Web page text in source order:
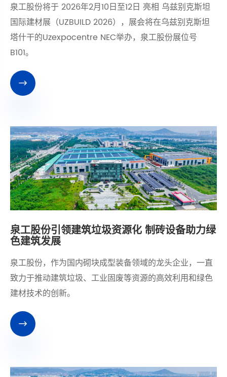
​泉工股份将于 2026年2月10日至12日 亮相 乌兹别克斯坦
国际建材展（UZBUILD 2026），展会将在乌兹别克斯坦
塔什干的Uzexpocentre NEC举办，泉工股份展位号
B101。

泉工股份引领建筑垃圾资源化 制砖设备助力绿
色建筑发展
泉工股份，作为国内砌块成型装备领域的龙头企业，一直
致力于推动建筑垃圾、工业固废等资源的高效利用和绿色
建材技术的创新。
